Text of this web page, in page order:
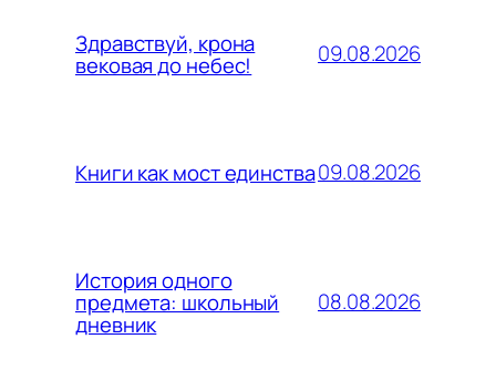
Здравствуй, крона
вековая до небес! 09.08.2026
Книги как мост единства09.08.2026
История одного
предмета: школьный
дневник
08.08.2026